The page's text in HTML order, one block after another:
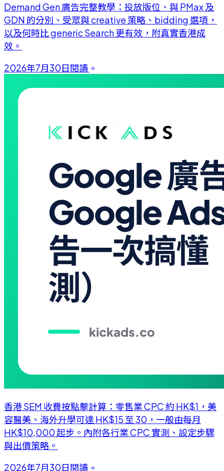
Demand Gen 廣告完整教學：投放版位、與 PMax 及
GDN 的分別、受眾與 creative 策略、bidding 選項，
以及何時比 generic Search 更有效，附真實香港成
效。
2026年7月30日閱讀
香港 SEM 收費按點擊計算：零售業 CPC 約 HK$1，美
容醫美、海外升學可達 HK$15 至 30，一般由每月
HK$10,000 起步。內附各行業 CPC 實測、設定步驟
與出價策略。
2026年7月30日閱讀